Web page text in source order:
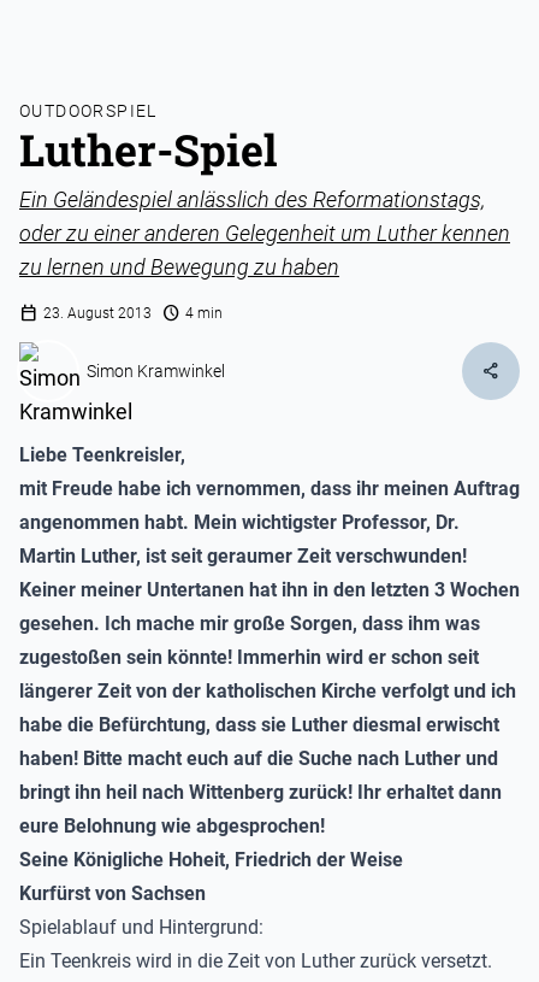
OUTDOORSPIEL
Luther-Spiel
Ein Geländespiel anlässlich des Reformationstags,
oder zu einer anderen Gelegenheit um Luther kennen
zu lernen und Bewegung zu haben
calendar_today 23. August 2013 schedule 4 min
Simon Kramwinkel share
Liebe Teenkreisler,
mit Freude habe ich vernommen, dass ihr meinen Auftrag
angenommen habt. Mein wichtigster Professor, Dr.
Martin Luther, ist seit geraumer Zeit verschwunden!
Keiner meiner Untertanen hat ihn in den letzten 3 Wochen
gesehen. Ich mache mir große Sorgen, dass ihm was
zugestoßen sein könnte! Immerhin wird er schon seit
längerer Zeit von der katholischen Kirche verfolgt und ich
habe die Befürchtung, dass sie Luther diesmal erwischt
haben! Bitte macht euch auf die Suche nach Luther und
bringt ihn heil nach Wittenberg zurück! Ihr erhaltet dann
eure Belohnung wie abgesprochen!
Seine Königliche Hoheit, Friedrich der Weise
Kurfürst von Sachsen
Spielablauf und Hintergrund:
Ein Teenkreis wird in die Zeit von Luther zurück versetzt.